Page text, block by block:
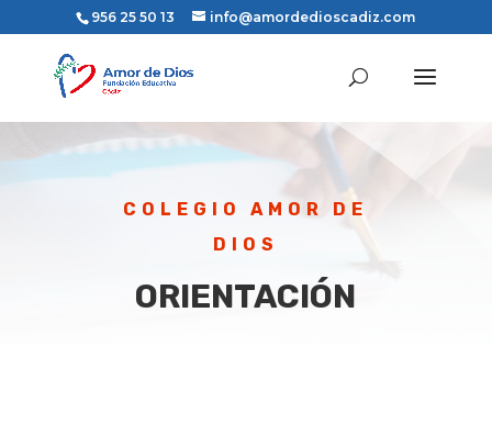
956 25 50 13 info@amordedioscadiz.com
COLEGIO AMOR DE
DIOS
ORIENTACIÓN